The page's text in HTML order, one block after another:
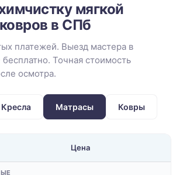
мягкой
в СПб
платежей. Выезд мастера в
Точная стоимость
осмотра.
Кресла Матрасы Ковры
Цена